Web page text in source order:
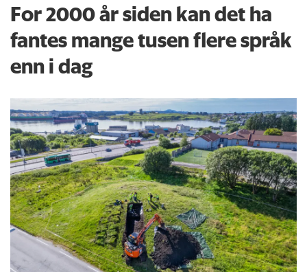
For 2000 år siden kan det ha
fantes mange tusen flere språk
enn i dag